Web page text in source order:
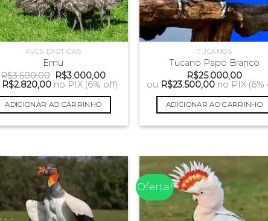
AVES EXÓTICAS
Emu
R$3.500,00 O
preço
era:
R$3.500,00.
R$3.000,00O
preço
atual
é:
R$2.820,00 no PIX (6% off)
ADICIONAR AO CARRINHO
TUCANOS
Tucano Papo Branco
R$25.000,00
ou R$23.500,00 no PIX (6%
ADICIONAR AO CARRINHO
Oferta!